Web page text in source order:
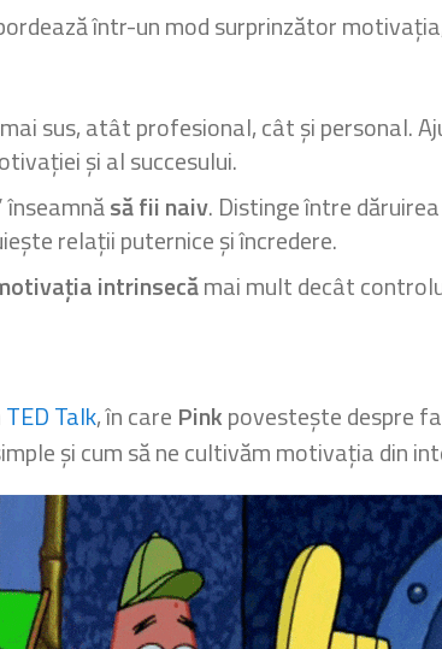
într-un mod surprinzător
mai sus, atât profesional, cât și
și al succesului.
să fii naiv. Distinge între
relații puternice și încredere.
intrinsecămai mult decât
TED Talk, în care Pinkpovestește despre
și cum să ne cultivăm motivația din